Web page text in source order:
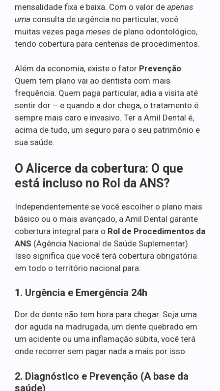
mensalidade fixa e baixa. Com o valor de apenas
uma consulta de urgência no particular, você
muitas vezes paga meses de plano odontológico,
tendo cobertura para centenas de procedimentos.
Além da economia, existe o fator Prevenção.
Quem tem plano vai ao dentista com mais
frequência. Quem paga particular, adia a visita até
sentir dor – e quando a dor chega, o tratamento é
sempre mais caro e invasivo. Ter a Amil Dental é,
acima de tudo, um seguro para o seu patrimônio e
sua saúde.
O Alicerce da cobertura: O que
está incluso no Rol da ANS?
Independentemente se você escolher o plano mais
básico ou o mais avançado, a Amil Dental garante
cobertura integral para o Rol de Procedimentos da
ANS (Agência Nacional de Saúde Suplementar).
Isso significa que você terá cobertura obrigatória
em todo o território nacional para:
1. Urgência e Emergência 24h
Dor de dente não tem hora para chegar. Seja uma
dor aguda na madrugada, um dente quebrado em
um acidente ou uma inflamação súbita, você terá
onde recorrer sem pagar nada a mais por isso.
2. Diagnóstico e Prevenção (A base da
saúde)